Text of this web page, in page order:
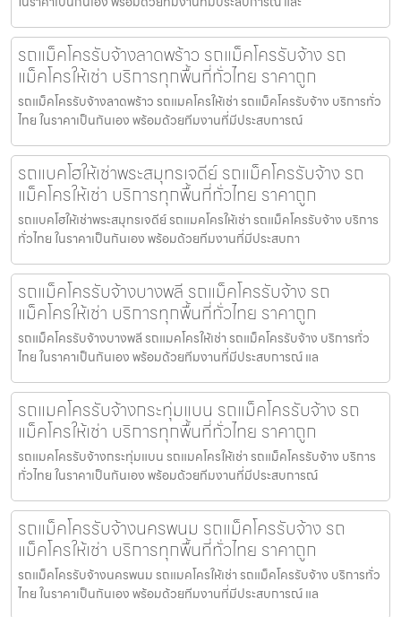
รถแม็คโครรับจ้างลาดพร้าว รถแม็คโครรับจ้าง รถ
แม็คโครให้เช่า บริการทุกพื้นที่ทั่วไทย ราคาถูก
รถแม็คโครรับจ้างลาดพร้าว รถแมคโครให้เช่า รถแม็คโครรับจ้าง บริการทั่ว
ไทย ในราคาเป็นกันเอง พร้อมด้วยทีมงานที่มีประสบการณ์
รถแบคโฮให้เช่าพระสมุทรเจดีย์ รถแม็คโครรับจ้าง รถ
แม็คโครให้เช่า บริการทุกพื้นที่ทั่วไทย ราคาถูก
รถแบคโฮให้เช่าพระสมุทรเจดีย์ รถแมคโครให้เช่า รถแม็คโครรับจ้าง บริการ
ทั่วไทย ในราคาเป็นกันเอง พร้อมด้วยทีมงานที่มีประสบกา
รถแม็คโครรับจ้างบางพลี รถแม็คโครรับจ้าง รถ
แม็คโครให้เช่า บริการทุกพื้นที่ทั่วไทย ราคาถูก
รถแม็คโครรับจ้างบางพลี รถแมคโครให้เช่า รถแม็คโครรับจ้าง บริการทั่ว
ไทย ในราคาเป็นกันเอง พร้อมด้วยทีมงานที่มีประสบการณ์ แล
รถแมคโครรับจ้างกระทุ่มแบน รถแม็คโครรับจ้าง รถ
แม็คโครให้เช่า บริการทุกพื้นที่ทั่วไทย ราคาถูก
รถแมคโครรับจ้างกระทุ่มแบน รถแมคโครให้เช่า รถแม็คโครรับจ้าง บริการ
ทั่วไทย ในราคาเป็นกันเอง พร้อมด้วยทีมงานที่มีประสบการณ์
รถแม็คโครรับจ้างนครพนม รถแม็คโครรับจ้าง รถ
แม็คโครให้เช่า บริการทุกพื้นที่ทั่วไทย ราคาถูก
รถแม็คโครรับจ้างนครพนม รถแมคโครให้เช่า รถแม็คโครรับจ้าง บริการทั่ว
ไทย ในราคาเป็นกันเอง พร้อมด้วยทีมงานที่มีประสบการณ์ แล